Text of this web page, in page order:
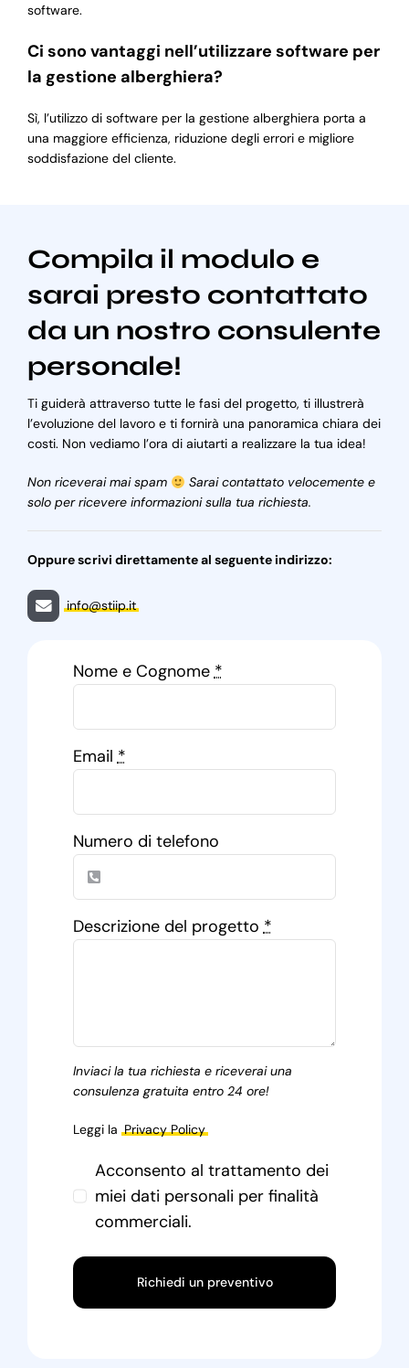
software.
Ci sono vantaggi nell’utilizzare software per
la gestione alberghiera?
Sì, l’utilizzo di software per la gestione alberghiera porta a
una maggiore efficienza, riduzione degli errori e migliore
soddisfazione del cliente.
Compila il modulo e
sarai presto contattato
da un nostro consulente
personale!
Ti guiderà attraverso tutte le fasi del progetto, ti illustrerà
l’evoluzione del lavoro e ti fornirà una panoramica chiara dei
costi. Non vediamo l’ora di aiutarti a realizzare la tua idea!
Non riceverai mai spam
Sarai contattato velocemente e
solo per ricevere informazioni sulla tua richiesta.
Oppure scrivi direttamente al seguente indirizzo:
info@stiip.it
Nome e Cognome*
Email*
Numero di telefono
Descrizione del progetto*
Inviaci la tua richiesta e riceverai una
consulenza gratuita entro 24 ore!
Leggi la Privacy Policy
Acconsento al trattamento dei
miei dati personali per finalità
commerciali.
Richiedi un preventivo